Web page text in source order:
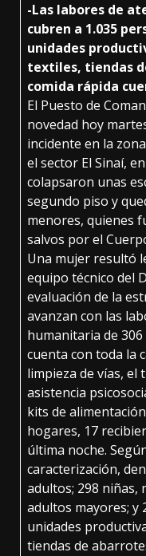
-Las labores de
cubren a 1.035
unidades
textiles, tiendas
comida rápida
El Puesto de
novedad hoy
incidente en la
el sector El Sinaí,
colapsaron unas
segundo piso y
menores, quienes
salvos por el
Una mujer resultó
equipo técnico del
evaluación de la
avanzan con las
humanitaria de
cuenta con toda la
limpieza de vías, el
asistencia
kits de
hogares, 17
última noche.
caracterización,
adultos; 298 niñas,
adultos mayores; y
unidades
tiendas de